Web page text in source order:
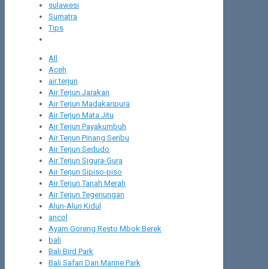
sulawesi
Sumatra
Tips
All
Aceh
air terjun
Air Terjun Jarakan
Air Terjun Madakaripura
Air Terjun Mata Jitu
Air Terjun Payakumbuh
Air Terjun Pinang Seribu
Air Terjun Sedudo
Air Terjun Sigura-Gura
Air Terjun Sipiso-piso
Air Terjun Tanah Merah
Air Terjun Tegenungan
Alun-Alun Kidul
ancol
Ayam Goreng Resto Mbok Berek
bali
Bali Bird Park
Bali Safari Dan Marine Park